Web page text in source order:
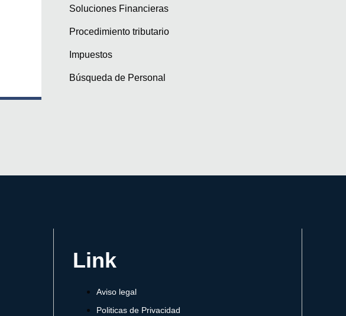
Soluciones Financieras
Procedimiento tributario
Impuestos
Búsqueda de Personal
Link
Aviso legal
Politicas de Privacidad